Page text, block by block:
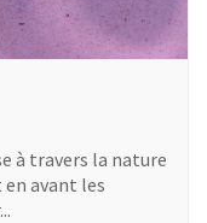
à travers la nature
avant les